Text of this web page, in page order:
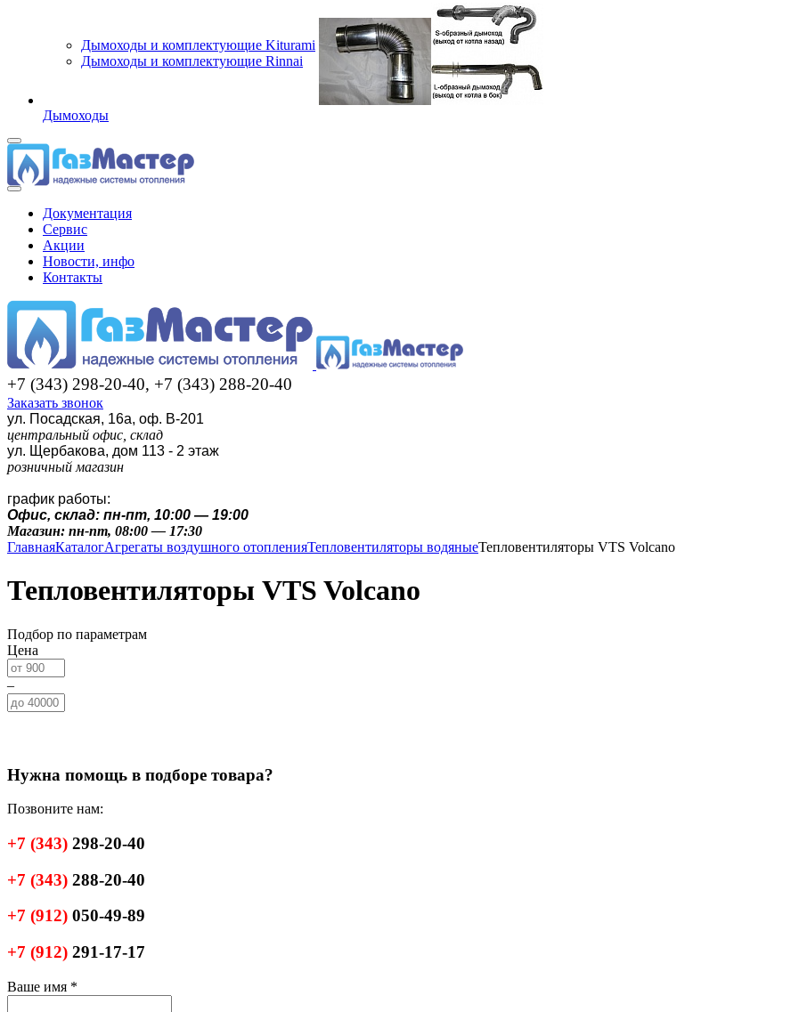
Дымоходы и комплектующие Kiturami
Дымоходы и комплектующие Rinnai
Дымоходы
Документация
Сервис
Акции
Новости, инфо
Контакты
+7 (343) 298-20-40, +7 (343) 288-20-40
Заказать звонок
ул. Посадская, 16а, оф. В-201
центральный офис, склад
ул. Щербакова, дом 113 - 2 этаж
розничный магазин
график работы:
Офис, склад: пн-пт, 10:00 — 19:00
Магазин: пн-пт, 08:00 — 17:30
ГлавнаяКаталогАгрегаты воздушного отопленияТепловентиляторы водяныеТепловентиляторы VTS Volcano
Тепловентиляторы VTS Volcano
Подбор по параметрам
Цена
–
Нужна помощь в подборе товара?
Позвоните нам:
+7 (343) 298-20-40
+7 (343) 288-20-40
+7 (912) 050-49-89
+7 (912) 291-17-17
Ваше имя *